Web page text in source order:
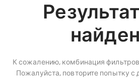
К сожалению, комбинация фильтров
Пожалуйста, повторите попытку